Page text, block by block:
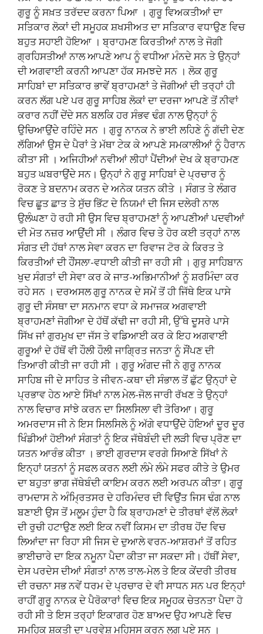
ਗੁਰੂ ਨੂੰ ਸਖ਼ਤ ਤਰੱਦਦ ਕਰਨਾ ਪਿਆ । ਗੁਰੂ ਵਿਅਕਤੀਆਂ ਦਾ
ਸਤਿਕਾਰ ਲੋਕਾਂ ਦੀ ਸਮੂਹਕ ਸ਼ਖਸੀਅਤ ਦਾ ਸਤਿਕਾਰ ਵਧਾਉਣ ਵਿਚ
ਬਹੁਤ ਸਹਾਈ ਹੋਇਆ । ਬ੍ਰਾਹਮਣ ਕਿਰਤੀਆਂ ਨਾਲ ਤੇ ਜੋਗੀ
ਗ੍ਰਹਿਸਤੀਆਂ ਨਾਲ ਆਪਣੇ ਆਪ ਨੂੰ ਵਧੀਆ ਮੰਨਦੇ ਸਨ ਤੇ ਉਨ੍ਹਾਂ
ਦੀ ਅਗਵਾਈ ਕਰਨੀ ਆਪਣਾ ਹੱਕ ਸਮਝਦੇ ਸਨ । ਲੋਕ ਗੁਰੂ
ਸਾਹਿਬਾਂ ਦਾ ਸਤਿਕਾਰ ਭਾਵੇਂ ਬ੍ਰਾਹਮਣਾਂ ਤੇ ਜੋਗੀਆਂ ਦੀ ਤਰ੍ਹਾਂ ਹੀ
ਕਰਨ ਲੱਗ ਪਏ ਪਰ ਗੁਰੂ ਸਾਹਿਬ ਲੋਕਾਂ ਦਾ ਦਰਜਾ ਆਪਣੇ ਤੋਂ ਨੀਵਾਂ
ਕਰਾਰ ਨਹੀਂ ਦੇਂਦੇ ਸਨ ਬਲਕਿ ਹਰ ਸੰਭਵ ਢੰਗ ਨਾਲ ਉਨ੍ਹਾਂ ਨੂੰ
ਉਚਿਆਉਂਦੇ ਰਹਿੰਦੇ ਸਨ । ਗੁਰੂ ਨਾਨਕ ਨੇ ਭਾਈ ਲਹਿਣੇ ਨੂੰ ਗੱਦੀ ਦੇਣ
ਲੱਗਿਆਂ ਉਸ ਦੇ ਪੈਰਾਂ ਤੇ ਮੱਥਾ ਟੇਕ ਕੇ ਆਪਣੇ ਸਮਕਾਲੀਆਂ ਨੂੰ ਹੈਰਾਨ
ਕੀਤਾ ਸੀ । ਅਜਿਹੀਆਂ ਨਵੀਆਂ ਲੀਹਾਂ ਪੈਂਦੀਆਂ ਦੇਖ ਕੇ ਬ੍ਰਾਹਮਣ
ਬਹੁਤ ਘਬਰਾਉਂਦੇ ਸਨ। ਉਨ੍ਹਾਂ ਨੇ ਗੁਰੂ ਸਾਹਿਬਾਂ ਦੇ ਪ੍ਰਚਾਰ ਨੂੰ
ਰੋਕਣ ਤੇ ਬਦਨਾਮ ਕਰਨ ਦੇ ਅਨੇਕ ਯਤਨ ਕੀਤੇ । ਸੰਗਤ ਤੇ ਲੰਗਰ
ਵਿਚ ਛੂਤ ਛਾਤ ਤੇ ਸੁੱਚ ਭਿੱਟ ਦੇ ਨਿਯਮਾਂ ਦੀ ਜਿਸ ਦਲੇਰੀ ਨਾਲ
ਉਲੰਘਣਾ ਹੋ ਰਹੀ ਸੀ ਉਸ ਵਿਚ ਬ੍ਰਾਹਮਣਾਂ ਨੂੰ ਆਪਣੀਆਂ ਪਦਵੀਆਂ
ਦੀ ਮੋਤ ਨਜ਼ਰ ਆਉਂਦੀ ਸੀ । ਲੰਗਰ ਵਿਚ ਤੇ ਹੋਰ ਕਈ ਤਰ੍ਹਾਂ ਨਾਲ
ਸੰਗਤ ਦੀ ਹੱਥਾਂ ਨਾਲ ਸੇਵਾ ਕਰਨ ਦਾ ਰਿਵਾਜ ਟੋਰ ਕੇ ਕਿਰਤ ਤੇ
ਕਿਰਤੀਆਂ ਦੀ ਹੌਂਸਲਾ-ਵਧਾਈ ਕੀਤੀ ਜਾ ਰਹੀ ਸੀ । ਗੁਰੁ ਸਾਹਿਬਾਨ
ਖੁਦ ਸੰਗਤਾਂ ਦੀ ਸੇਵਾ ਕਰ ਕੇ ਜਾਤ-ਅਭਿਮਾਨੀਆਂ ਨੂੰ ਸ਼ਰਮਿੰਦਾ ਕਰ
ਰਹੇ ਸਨ । ਦਰਅਸਲ ਗੁਰੂ ਨਾਨਕ ਦੇ ਸਮੇਂ ਤੋਂ ਹੀ ਜਿੱਥੇ ਇਕ ਪਾਸੇ
ਗੁਰੂ ਦੀ ਸੰਸਥਾ ਦਾ ਸਨਮਾਨ ਵਧਾ ਕੇ ਸਮਾਜਕ ਅਗਵਾਈ
ਬ੍ਰਾਹਮਣਾਂ ਜੋਗੀਆ ਦੇ ਹੱਥੋਂ ਕੱਢੀ ਜਾ ਰਹੀ ਸੀ, ਉੱਥੇ ਦੂਸਰੇ ਪਾਸੇ
ਸਿੱਖ ਜਾਂ ਗੁਰਮੁਖ ਦਾ ਜੱਸ ਤੇ ਵਡਿਆਈ ਕਰ ਕੇ ਇਹ ਅਗਵਾਈ
ਗੁਰੂਆਂ ਦੇ ਹੱਥੋਂ ਵੀ ਹੌਲੀ ਹੌਲੀ ਜਾਗ੍ਰਿਤ ਜਨਤਾ ਨੂੰ ਸੌਂਪਣ ਦੀ
ਤਿਆਰੀ ਕੀਤੀ ਜਾ ਰਹੀ ਸੀ । ਗੁਰੂ ਅੰਗਦ ਜੀ ਨੇ ਗੁਰੂ ਨਾਨਕ
ਸਾਹਿਬ ਜੀ ਦੇ ਸਾਹਿਤ ਤੇ ਜੀਵਨ-ਕਥਾ ਦੀ ਸੰਭਾਲ ਤੋਂ ਛੁੱਟ ਉਨ੍ਹਾਂ ਦੇ
ਪ੍ਰਭਾਵ ਹੇਠ ਆਏ ਸਿੱਖਾਂ ਨਾਲ ਮੇਲ-ਜੋਲ ਜਾਰੀ ਰੱਖਣ ਤੇ ਉਨ੍ਹਾਂ
ਨਾਲ ਵਿਚਾਰ ਸਾਂਝੇ ਕਰਨ ਦਾ ਸਿਲਸਿਲਾ ਵੀ ਤੋਰਿਆ। ਗੁਰੂ
ਅਮਰਦਾਸ ਜੀ ਨੇ ਇਸ ਸਿਲਸਿਲੇ ਨੂੰ ਅੱਗੇ ਵਧਾਉਂਦੇ ਹੋਇਆਂ ਦੂਰ ਦੂਰ
ਖਿੰਡੀਆਂ ਹੋਈਆਂ ਸੰਗਤਾਂ ਨੂੰ ਇਕ ਜੱਥੇਬੰਦੀ ਦੀ ਲੜੀ ਵਿਚ ਪ੍ਰੋਣ ਦਾ
ਯਤਨ ਆਰੰਭ ਕੀਤਾ । ਭਾਈ ਗੁਰਦਾਸ ਵਰਗੇ ਸਿਆਣੇ ਸਿੱਖਾਂ ਨੇ
ਇਨ੍ਹਾਂ ਯਤਨਾਂ ਨੂੰ ਸਫਲ ਕਰਨ ਲਈ ਲੰਮੇ ਲੰਮੇ ਸਫਰ ਕੀਤੇ ਤੇ ਉਮਰ
ਦਾ ਬਹੁਤਾ ਭਾਗ ਜੱਥੇਬੰਦੀ ਕਾਇਮ ਕਰਨ ਲਈ ਅਰਪਨ ਕੀਤਾ। ਗੁਰੂ
ਰਾਮਦਾਸ ਨੇ ਅੰਮ੍ਰਿਤਸਰ ਦੇ ਹਰਿਮੰਦਰ ਦੀ ਵਿਉਂਤ ਜਿਸ ਢੰਗ ਨਾਲ
ਬਣਾਈ ਉਸ ਤੋਂ ਮਲੂਮ ਹੁੰਦਾ ਹੈ ਕਿ ਬ੍ਰਾਹਮਣਾਂ ਦੇ ਤੀਰਥਾਂ ਵੱਲੋਂ ਲੋਕਾਂ
ਦੀ ਰੁਚੀ ਹਟਾਉਣ ਲਈ ਇਕ ਨਵੀਂ ਕਿਸਮ ਦਾ ਤੀਰਥ ਹੋਂਦ ਵਿਚ
ਲਿਆਂਦਾ ਜਾ ਰਿਹਾ ਸੀ ਜਿਸ ਦੇ ਦੁਆਲੇ ਵਰਨ-ਆਸ਼ਰਮਾਂ ਤੋਂ ਰਹਿਤ
ਭਾਈਚਾਰੇ ਦਾ ਇਕ ਨਮੂਨਾ ਪੈਦਾ ਕੀਤਾ ਜਾ ਸਕਦਾ ਸੀ। ਹੱਥੀਂ ਸੇਵਾ,
ਦੇਸ ਪਰਦੇਸ ਦੀਆਂ ਸੰਗਤਾਂ ਨਾਲ ਤਾਲ-ਮੇਲ ਤੇ ਇਕ ਕੇਂਦਰੀ ਤੀਰਥ
ਦੀ ਰਚਨਾ ਸਭ ਨਵੇਂ ਧਰਮ ਦੇ ਪ੍ਰਚਾਰ ਦੇ ਵੀ ਸਾਧਨ ਸਨ ਪਰ ਇਨ੍ਹਾਂ
ਰਾਹੀਂ ਗੁਰੂ ਨਾਨਕ ਦੇ ਪੈਰੋਕਾਰਾਂ ਵਿਚ ਇਕ ਸਮੂਹਕ ਚੇਤਨਤਾ ਪੈਦਾ ਹੋ
ਰਹੀ ਸੀ ਤੇ ਇਸ ਤਰ੍ਹਾਂ ਇਕਾਗਰ ਹੋਣ ਬਾਅਦ ਉਹ ਆਪਣੇ ਵਿਚ
ਸਮੂਹਿਕ ਸ਼ਕਤੀ ਦਾ ਪ੍ਰਵੇਸ਼ ਮਹਿਸੂਸ ਕਰਨ ਲਗ ਪਏ ਸਨ ।